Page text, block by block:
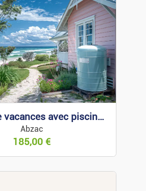
Maison de vacances avec piscine à louer à Arcachon
Abzac
185,00€